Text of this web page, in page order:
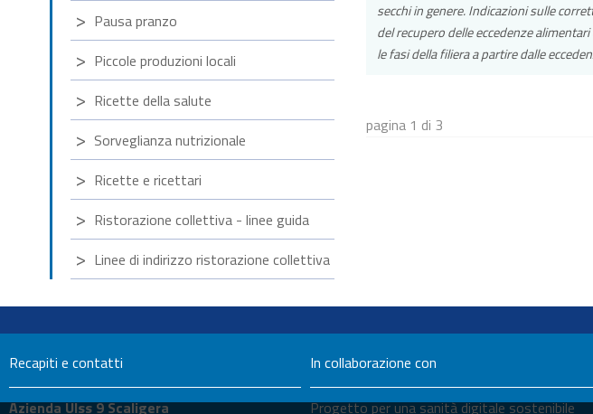
secchi in genere. Indicazioni sulle
del recupero delle eccedenze
le fasi della filiera a partire dalle
pagina 1 di 3
Pausa pranzo
Piccole produzioni locali
Ricette della salute
Sorveglianza nutrizionale
Ricette e ricettari
Ristorazione collettiva - linee guida
Linee di indirizzo ristorazione collettiva
Recapiti e contatti
Azienda Ulss 9 Scaligera
In collaborazione con
Progetto per una sanità digitale sostenibile